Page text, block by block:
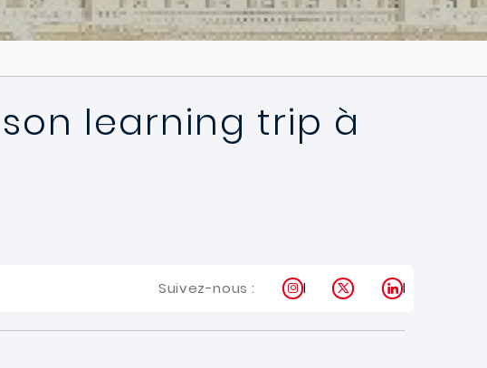
learning trip à
Suivez-nous : Instagram
X LinkedIn